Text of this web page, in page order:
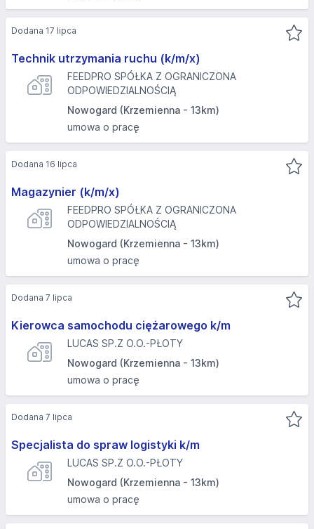
Technik utrzymania ruchu (k/m/x)
FEEDPRO SPÓŁKA Z OGRANICZONA
ODPOWIEDZIALNOŚCIĄ
Nowogard (Krzemienna - 13km)
umowa o pracę
Dodana 17 lipca
Magazynier (k/m/x)
FEEDPRO SPÓŁKA Z OGRANICZONA
ODPOWIEDZIALNOŚCIĄ
Nowogard (Krzemienna - 13km)
umowa o pracę
Dodana 16 lipca
Kierowca samochodu ciężarowego k/m
LUCAS SP.Z O.O.-PŁOTY
Nowogard (Krzemienna - 13km)
umowa o pracę
Dodana 7 lipca
Specjalista do spraw logistyki k/m
LUCAS SP.Z O.O.-PŁOTY
Nowogard (Krzemienna - 13km)
umowa o pracę
Dodana 7 lipca